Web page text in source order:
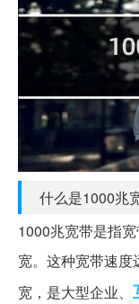
什么是1000兆
1000兆宽带是指
宽。这种宽带速
宽，是大型企业、